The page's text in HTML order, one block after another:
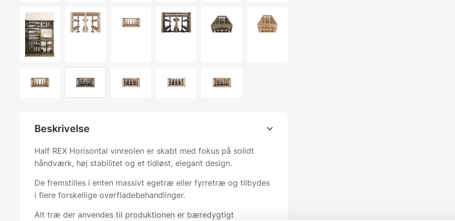
Beskrivelse
Half REX Horisontal vinreolen er skabt med fokus på solidt
håndværk, høj stabilitet og et tidløst, elegant design.
De fremstilles i enten massivt egetræ eller fyrretræ og tilbydes
i flere forskellige overfladebehandlinger.
Alt træ der anvendes til produktionen er bæredygtigt